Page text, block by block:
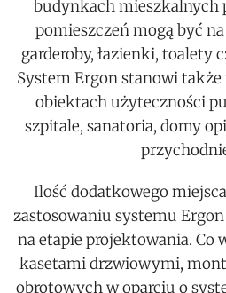
budynkach mieszkalnych
pomieszczeń mogą być
garderoby, łazienki, toalety
System Ergon stanowi
obiektach użyteczności
szpitale, sanatoria, domy
Ilość dodatkowego
zastosowaniu systemu
na etapie projektowania. Co
kasetami drzwiowymi,
obrotowych w oparciu o